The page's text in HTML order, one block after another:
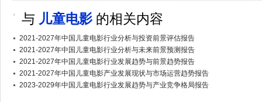
与 儿童电影 的相关内容
2021-2027年中国儿童电影行业分析与投资前景评估报告
2021-2027年中国儿童电影行业分析与未来前景预测报告
2021-2027年中国儿童电影行业发展趋势与前景趋势报告
2021-2027年中国儿童电影产业发展现状与市场运营趋势报告
2023-2029年中国儿童电影行业发展趋势与产业竞争格局报告